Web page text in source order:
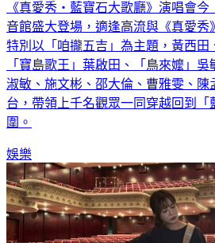
《真愛秀・藍寶石大歌廳》演唱會
音館盛大登場，適逢高流與《真愛秀
特別以「咱攏五吉」為主題，黃西田
「寶島歌王」葉啟田、「鳥來嬤」
淑敏、施文彬、邵大倫、曹雅雯、陳
台，帶領上千名觀眾一同穿越回到
圍。
娛樂